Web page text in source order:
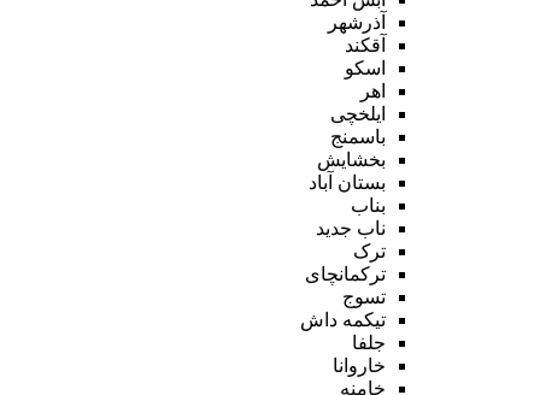
آذرشهر
آقکند
اسکو
اهر
ایلخچی
باسمنج
بخشایش
بستان آباد
بناب
ناب جدید
ترک
ترکمانچای
تسوج
تیکمه داش
جلفا
خاروانا
خامنه